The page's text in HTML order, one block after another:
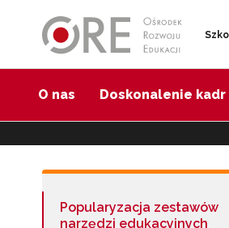
O nas Doskonalenie kadr
Popularyzacja zestawów
narzędzi edukacyjnych